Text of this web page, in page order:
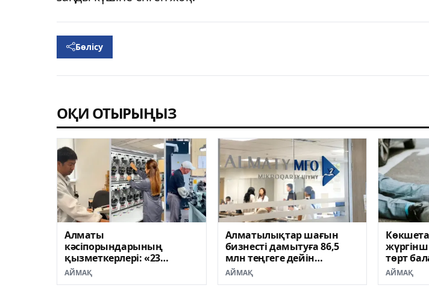
Бөлісу
ОҚИ ОТЫРЫҢЫЗ
Алматы
кәсіпорындарының
қызметкерлері: «23
тамызда біз өз
таңдауымызды
АЙМАҚ
Алматылықтар шағын
бизнесті дамытуға 86,5
млн теңгеге дейін
жеңілдетілген несие ала
алады
АЙМАҚ
төрт
түсті
АЙМАҚ